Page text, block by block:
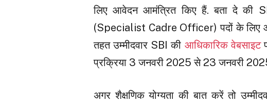
लिए आवेदन आमंत्रित किए हैं. बता दे की
(Specialist Cadre Officer) पदों के लिए
तहत उम्मीदवार SBI की आधिकारिक वेबसाइट
प्रक्रिया 3 जनवरी 2025 से 23 जनवरी
अगर शैक्षणिक योग्यता की बात करें तो